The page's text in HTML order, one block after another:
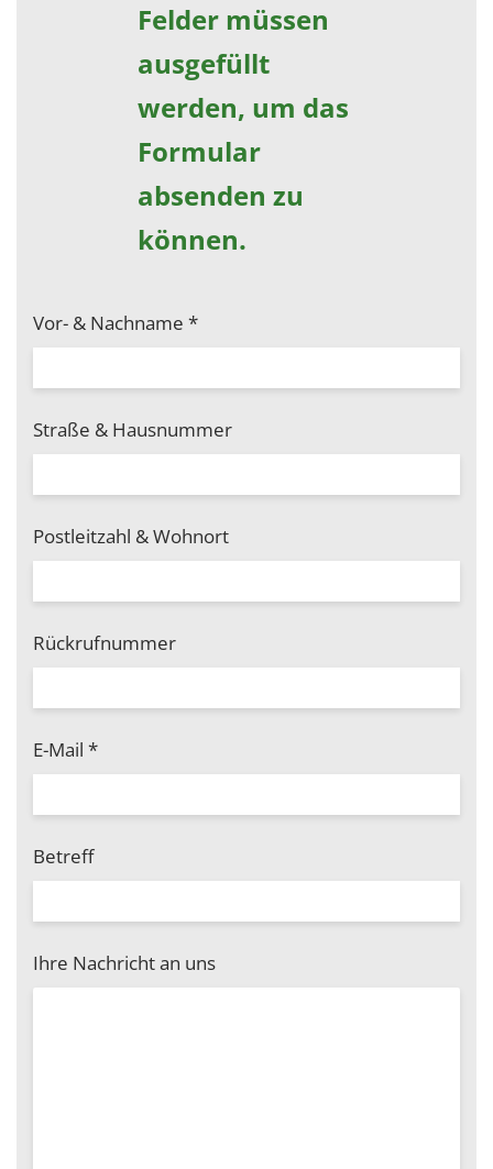
Felder müssen
ausgefüllt
werden, um das
Formular
absenden zu
können.
Vor- & Nachname *
Straße & Hausnummer
Postleitzahl & Wohnort
Rückrufnummer
E-Mail *
Betreff
Ihre Nachricht an uns